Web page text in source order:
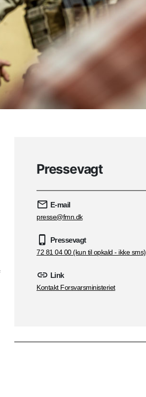
Pressevagt
E-mail
presse@fmn.dk
Pressevagt
72 81 04 00 (kun til opkald - ikke sms)
Link
Kontakt Forsvarsministeriet